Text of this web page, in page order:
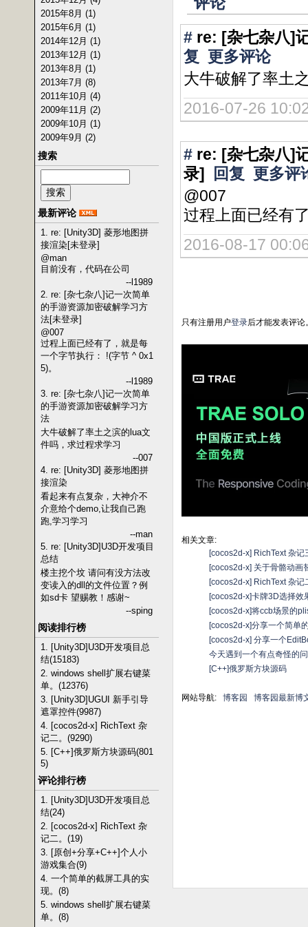
2015年8月 (1)
2015年6月 (1)
2014年12月 (1)
2013年12月 (1)
2013年8月 (1)
2013年7月 (8)
2011年10月 (4)
2009年11月 (2)
2009年10月 (1)
2009年9月 (2)
搜索
最新评论
1. re: [Unity3D] 菱形地图拼
接渲染[未登录]
@man
目前没有，代码在公司
--l1989
2. re: [杂七杂八]记一次简单
的手游资源加密破解学习方
法[未登录]
@007
过程上面已经有了，就是每
一个字节执行： !(字节 ^ 0x1
5)。
--l1989
3. re: [杂七杂八]记一次简单
的手游资源加密破解学习方
法
大牛破解了率土之滨的lua文
件吗，求过程求学习
--007
4. re: [Unity3D] 菱形地图拼
接渲染
看起来有点复杂，大神介不
介意给个demo,让我自己跑
跑,学习学习
--man
5. re: [Unity3D]U3D开发项目
总结
楼主挖个坟 请问有没方法改
变读入的dll的文件位置？例
如sd卡 望赐教！感谢~
--sping
阅读排行榜
1. [Unity3D]U3D开发项目总
结(15183)
2. windows shell扩展右键菜
单。(12376)
3. [Unity3D]UGUI 新手引导
遮罩控件(9987)
4. [cocos2d-x] RichText 杂
记二。(9290)
5. [C++]俄罗斯方块源码(801
5)
评论排行榜
1. [Unity3D]U3D开发项目总
结(24)
2. [cocos2d-x] RichText 杂
记二。(19)
3. [原创+分享+C++]个人小
游戏集合(9)
4. 一个简单的截屏工具的实
现。(8)
5. windows shell扩展右键菜
单。(8)
# re: [杂七杂八]
复 更多评论
大牛破解了率土
2016-07-26
# re: [杂七杂八]
录]
回复 更多评
@007
过程上面已经有
2016-08-17
只有注册用户登录后才能发表评论
相关文章:
[cocos2d-x] RichText 杂记
[cocos2d-x] 关于骨骼动画
[cocos2d-x] RichText 杂记
[cocos2d-x]卡牌3D选择效
[cocos2d-x]将ccb场景的
[cocos2d-x]分享一个简单
[cocos2d-x] 分享一个
今天遇到一个有点奇怪的
[C++]俄罗斯方块源码
网站导航: 博客园 博客园最新博